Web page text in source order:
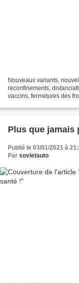
Nouveaux variants,
reconfinements,
vaccins, fermetures des
Plus que jamais
Publié le 03/01/2021 à
Par sovietauto